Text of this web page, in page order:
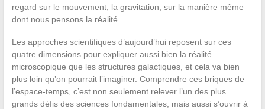
regard sur le mouvement, la gravitation, sur la manière même
dont nous pensons la réalité.
Les approches scientifiques d’aujourd’hui reposent sur ces
quatre dimensions pour expliquer aussi bien la réalité
microscopique que les structures galactiques, et cela va bien
plus loin qu’on pourrait l’imaginer. Comprendre ces briques de
l’espace-temps, c’est non seulement relever l’un des plus
grands défis des sciences fondamentales, mais aussi s’ouvrir à